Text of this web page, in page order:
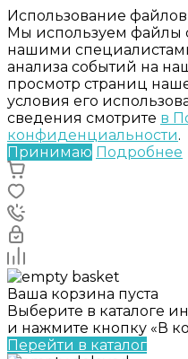
Использование файлов
Мы используем файлы
нашими
анализа событий на
просмотр страниц
условия его
сведения смотрите в
конфиденциальности.
Принимаю Подробнее
Ваша корзина пуста
Выберите в каталоге
и нажмите кнопку «В
Перейти в каталог